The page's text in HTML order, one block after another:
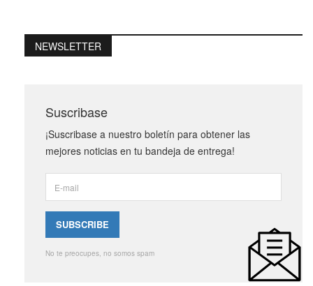
NEWSLETTER
Suscribase
¡Suscribase a nuestro boletín para obtener las
mejores noticias en tu bandeja de entrega!
No te preocupes, no somos spam